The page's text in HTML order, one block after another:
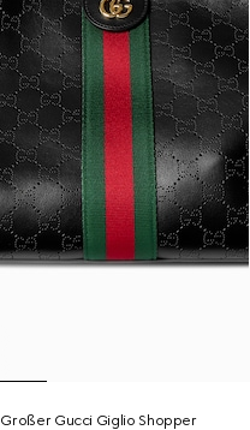
Großer Gucci Giglio Shopper